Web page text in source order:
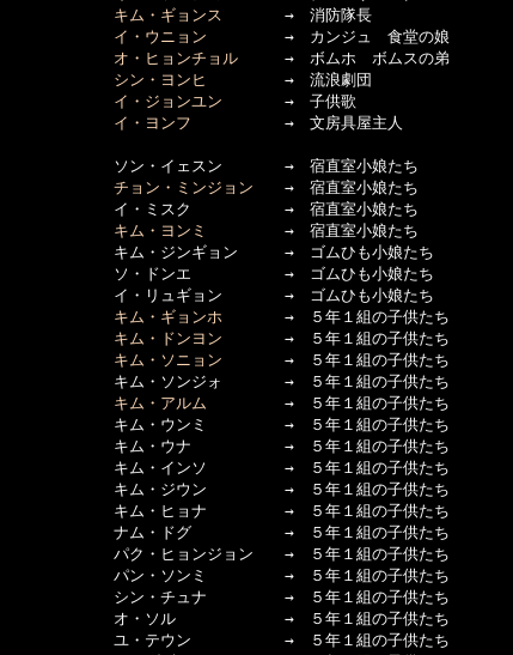
キム・ギョンス →　消防隊長
イ・ウニョン →　カンジュ　食堂の娘
オ・ヒョンチョル →　ボムホ　ボムスの弟
シン・ヨンヒ
→　流浪劇団
イ・ジョンユン →　子供歌
イ・ヨンフ →　文房具屋主人
      　　　ソン・イェスン　　　　→　宿直室小娘たち
チョン・ミンジョン →　宿直室小娘たち
      　　　イ・ミスク　　　　　　→　宿直室小娘たち
キム・ヨンミ
→　宿直室小娘たち
      　　　キム・ジンギョン　　　→　ゴムひも小娘たち
      　　　ソ・ドンエ　　　　　　→　ゴムひも小娘たち
      　　　イ・リュギョン　　　　→　ゴムひも小娘たち
キム・ギョンホ →　５年１組の子供たち
キム・ドンヨン →　５年１組の子供たち
キム・ソニョン →　５年１組の子供たち
      　　　キム・ソンジォ　　　　→　５年１組の子供たち
キム・アルム →　５年１組の子供たち
      　　　キム・ウンミ　　　　　→　５年１組の子供たち
      　　　キム・ウナ　　　　　　→　５年１組の子供たち
      　　　キム・インソ　　　　　→　５年１組の子供たち
      　　　キム・ジウン　　　　　→　５年１組の子供たち
      　　　キム・ヒョナ　　　　　→　５年１組の子供たち
      　　　ナム・ドグ　　　　　　→　５年１組の子供たち
      　　　パク・ヒョンジョン　　→　５年１組の子供たち
      　　　パン・ソンミ　　　　　→　５年１組の子供たち
      　　　シン・チュナ　　　　　→　５年１組の子供たち
      　　　オ・ソル　　　　　　　→　５年１組の子供たち
      　　　ユ・テウン　　　　　　→　５年１組の子供たち